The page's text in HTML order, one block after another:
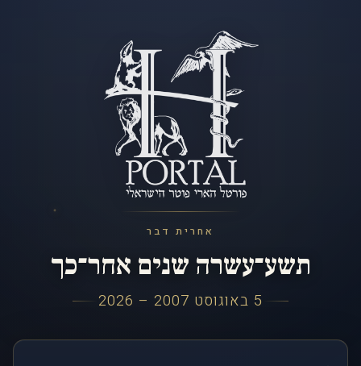
אחרית דבר
תשע־עשרה שנים אחר־כך
5 באוגוסט 2007 – 2026